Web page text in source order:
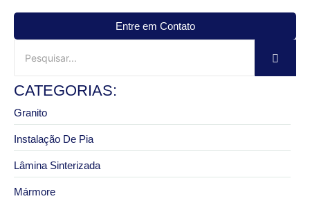
Entre em Contato
CATEGORIAS:
Granito
Instalação De Pia
Lâmina Sinterizada
Mármore